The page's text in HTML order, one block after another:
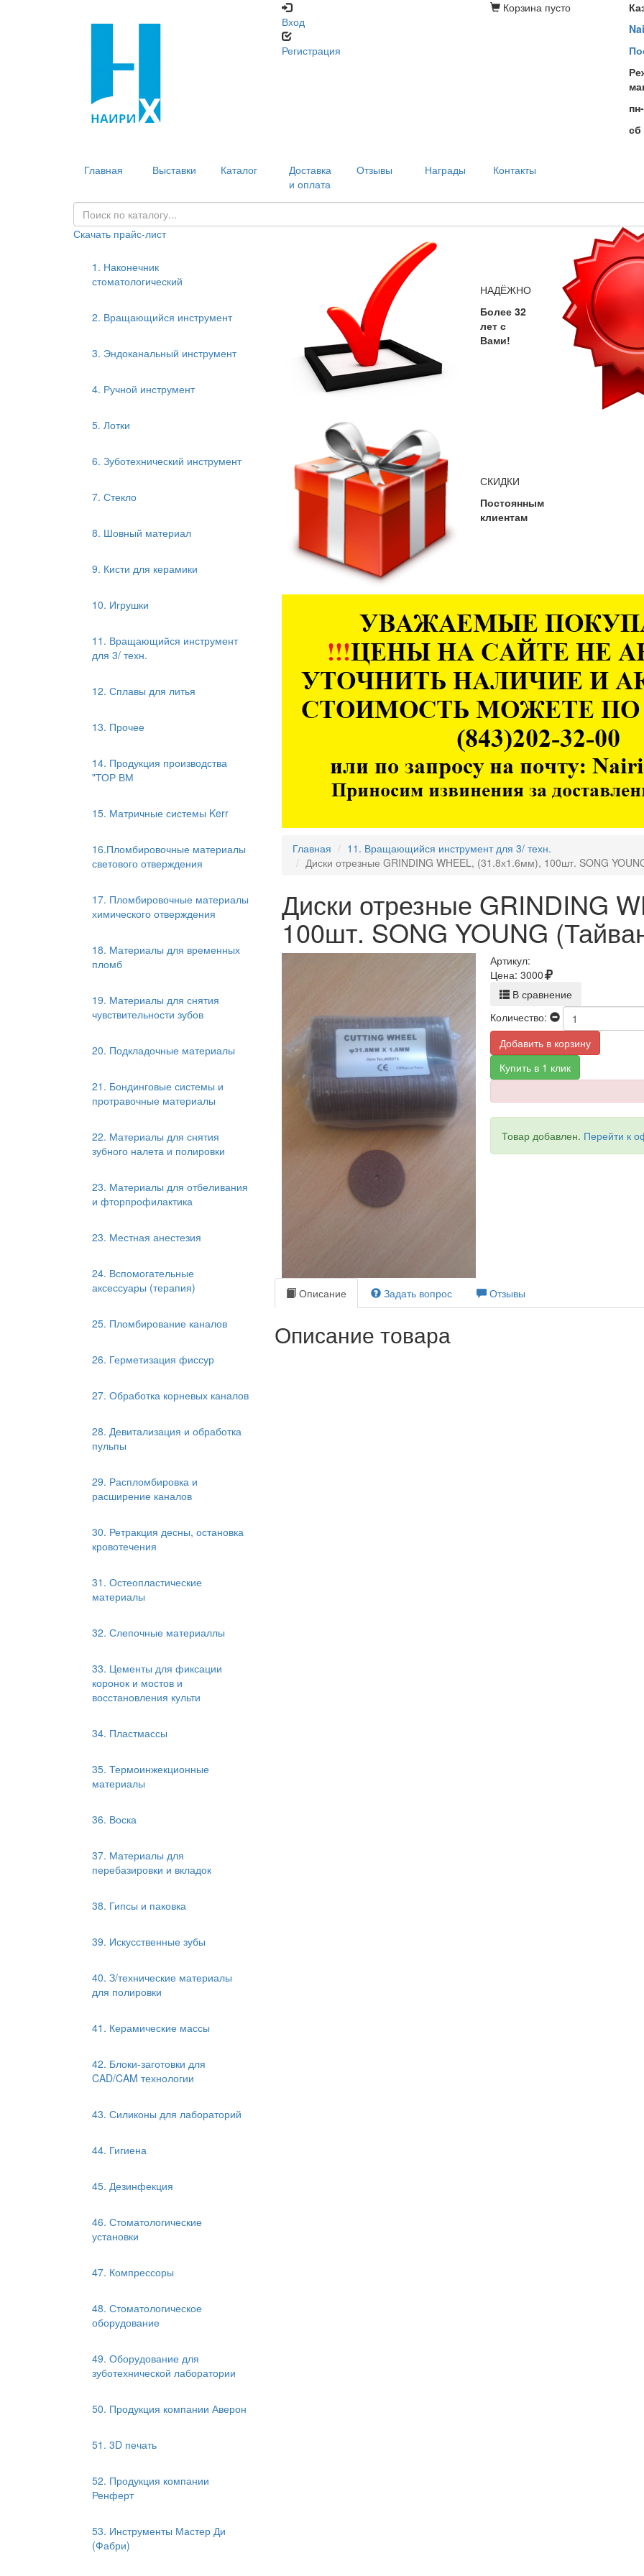
Вход
Регистрация
Корзина пусто
сб
Главная Выставки Каталог
Доставка
и оплата
Отзывы Награды Контакты
Скачать прайс-лист
1. Наконечник
стоматологический
2. Вращающийся инструмент
3. Эндоканальный инструмент
4. Ручной инструмент
5. Лотки
6. Зуботехнический инструмент
7. Стекло
8. Шовный материал
9. Кисти для керамики
10. Игрушки
11. Вращающийся инструмент
для 3/ техн.
12. Сплавы для литья
13. Прочее
14. Продукция производства
"ТОР ВМ
15. Матричные системы Kerr
16.Пломбировочные материалы
светового отверждения
17. Пломбировочные материалы
химического отверждения
18. Материалы для временных
пломб
19. Материалы для снятия
чувствительности зубов
20. Подкладочные материалы
21. Бондинговые системы и
протравочные материалы
22. Материалы для снятия
зубного налета и полировки
23. Материалы для отбеливания
и фторпрофилактика
23. Местная анестезия
24. Вспомогательные
аксессуары (терапия)
25. Пломбирование каналов
26. Герметизация фиссур
27. Обработка корневых каналов
28. Девитализация и обработка
пульпы
29. Распломбировка и
расширение каналов
30. Ретракция десны, остановка
кровотечения
31. Остеопластические
материалы
32. Слепочные материаллы
33. Цементы для фиксации
коронок и мостов и
восстановления культи
34. Пластмассы
35. Термоинжекционные
материалы
36. Воска
37. Материалы для
перебазировки и вкладок
38. Гипсы и паковка
39. Искусственные зубы
40. З/технические материалы
для полировки
41. Керамические массы
42. Блоки-заготовки для
CAD/CAM технологии
43. Силиконы для лабораторий
44. Гигиена
45. Дезинфекция
46. Стоматологические
установки
47. Компрессоры
48. Стоматологическое
оборудование
49. Оборудование для
зуботехнической лаборатории
50. Продукция компании Аверон
51. 3D печать
52. Продукция компании
Ренферт
53. Инструменты Мастер Ди
(Фабри)
НАДЁЖНО
Более 32
лет с
Вами!
СКИДКИ
Постоянным
клиентам
Главная
11. Вращающийся инструмент для 3/ техн.
Диски отрезные GRINDING WHEEL, (31.8х1.6мм), 100шт. SONG
Диски отрезные GRINDING
100шт. SONG YOUNG
Артикул:
Цена: 3000
В сравнение
Количество:
Добавить в корзину
Купить в 1 клик
Товар добавлен. Перейти к
Описание Задать вопрос Отзывы
Описание товара